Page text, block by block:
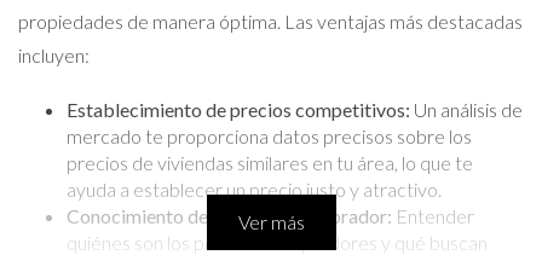
propiedades de manera óptima. Las ventajas más destacadas
incluyen:
Establecimiento de precios competitivos: Un análisis de
mercado te proporciona datos precisos sobre los
precios de viviendas similares en tu área, lo que te
ayuda a establecer un precio justo y atractivo.
Conocimiento del perfil del comprador: Entender
quiénes son los posibles compradores y qué buscan
Ver más